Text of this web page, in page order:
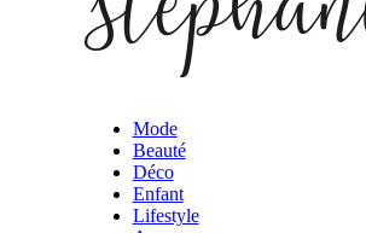
Mode
Beauté
Déco
Enfant
Lifestyle